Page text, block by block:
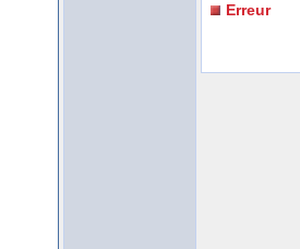
Erreur